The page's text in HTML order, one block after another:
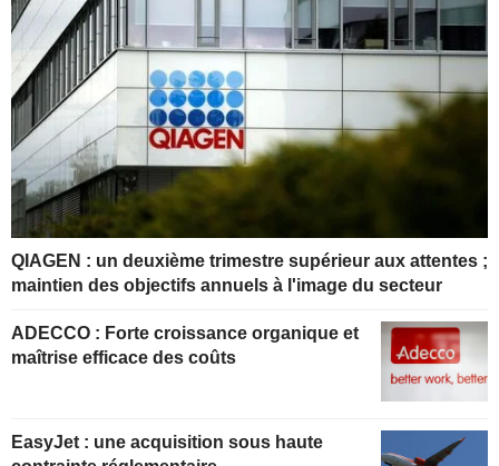
QIAGEN : un deuxième trimestre supérieur aux attentes ;
maintien des objectifs annuels à l'image du secteur
ADECCO : Forte croissance organique et
maîtrise efficace des coûts
EasyJet : une acquisition sous haute